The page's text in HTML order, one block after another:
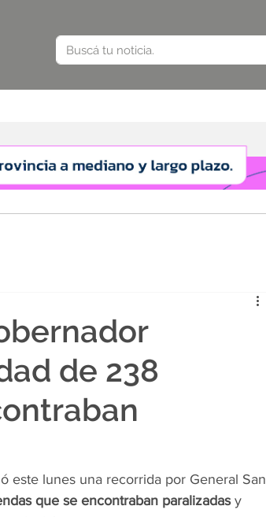
de 238
este lunes una recorrida por General San
que se encontraban paralizadas y